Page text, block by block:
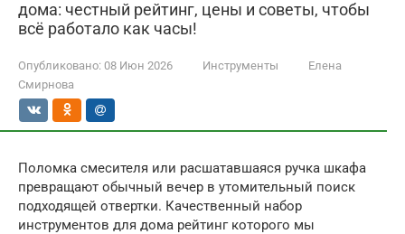
дома: честный рейтинг, цены и советы, чтобы
всё работало как часы!
Опубликовано: 08 Июн 2026 Инструменты
Елена
Смирнова
Поломка смесителя или расшатавшаяся ручка шкафа
превращают обычный вечер в утомительный поиск
подходящей отвертки. Качественный набор
инструментов для дома рейтинг которого мы